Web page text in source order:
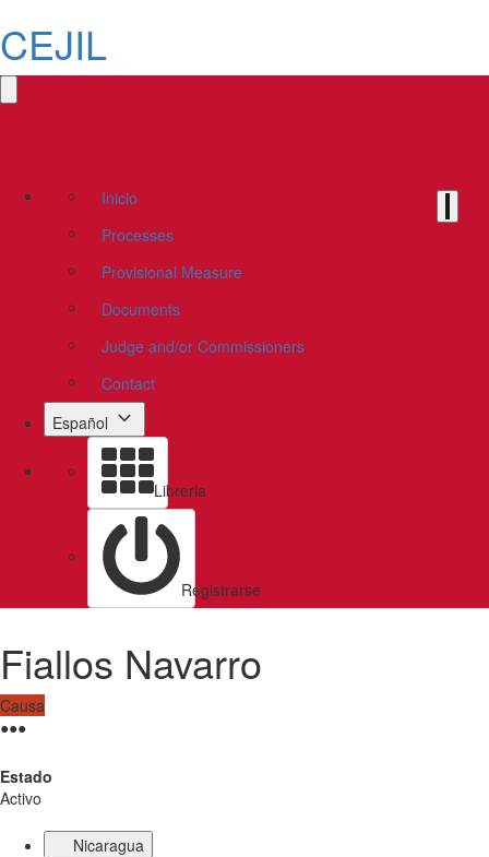
CEJIL
Inicio
Processes
Provisional Measure
Documents
Judge and/or Commissioners
Contact
Español
Libreria
Registrarse
Fiallos Navarro
Causa
●●●
Estado
Activo
Nicaragua